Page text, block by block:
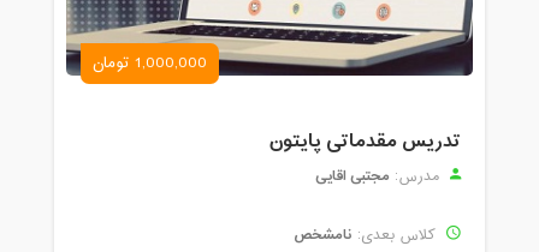
1,000,000 تومان
تدریس مقدماتی پایتون
مدرس: مجتبی اقایی
کلاس بعدی: نامشخص